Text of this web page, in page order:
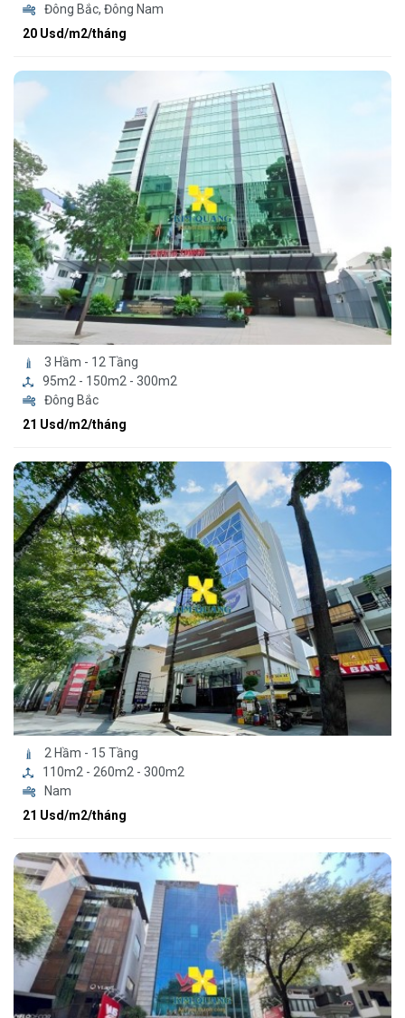
Đông Bắc, Đông Nam
20 Usd/m2/tháng
3 Hầm - 12 Tầng
95m2 - 150m2 - 300m2
Đông Bắc
21 Usd/m2/tháng
2 Hầm - 15 Tầng
110m2 - 260m2 - 300m2
Nam
21 Usd/m2/tháng